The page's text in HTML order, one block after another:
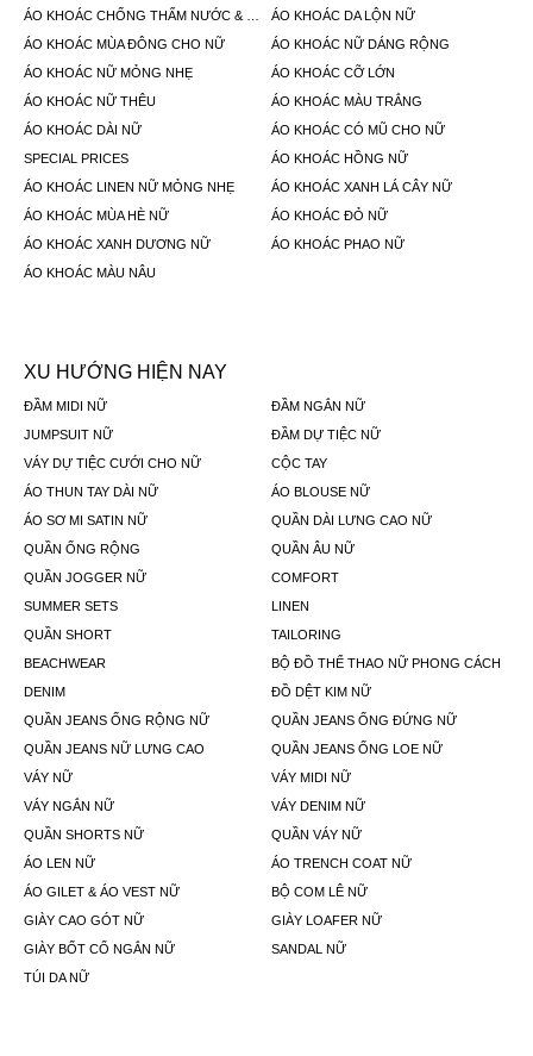
ÁO KHOÁC DA LỘN NỮ
ÁO KHOÁC MÙA ĐÔNG CHO NỮ
ÁO KHOÁC NỮ DÁNG RỘNG
ÁO KHOÁC NỮ MỎNG NHẸ
ÁO KHOÁC CỠ LỚN
ÁO KHOÁC NỮ THÊU
ÁO KHOÁC MÀU TRẮNG
ÁO KHOÁC DÀI NỮ
ÁO KHOÁC CÓ MŨ CHO NỮ
SPECIAL PRICES
ÁO KHOÁC HỒNG NỮ
ÁO KHOÁC LINEN NỮ MỎNG NHẸ
ÁO KHOÁC XANH LÁ CÂY NỮ
ÁO KHOÁC MÙA HÈ NỮ
ÁO KHOÁC ĐỎ NỮ
ÁO KHOÁC XANH DƯƠNG NỮ
ÁO KHOÁC PHAO NỮ
ÁO KHOÁC MÀU NÂU
XU HƯỚNG HIỆN NAY
ĐẦM MIDI NỮ
ĐẦM NGẮN NỮ
JUMPSUIT NỮ
ĐẦM DỰ TIỆC NỮ
VÁY DỰ TIỆC CƯỚI CHO NỮ
CỘC TAY
ÁO THUN TAY DÀI NỮ
ÁO BLOUSE NỮ
ÁO SƠ MI SATIN NỮ
QUẦN DÀI LƯNG CAO NỮ
QUẦN ỐNG RỘNG
QUẦN ÂU NỮ
QUẦN JOGGER NỮ
COMFORT
SUMMER SETS
LINEN
QUẦN SHORT
TAILORING
BEACHWEAR
BỘ ĐỒ THỂ THAO NỮ PHONG CÁCH
DENIM
ĐỒ DỆT KIM NỮ
QUẦN JEANS ỐNG RỘNG NỮ
QUẦN JEANS ỐNG ĐỨNG NỮ
QUẦN JEANS NỮ LƯNG CAO
QUẦN JEANS ỐNG LOE NỮ
VÁY NỮ
VÁY MIDI NỮ
VÁY NGẮN NỮ
VÁY DENIM NỮ
QUẦN SHORTS NỮ
QUẦN VÁY NỮ
ÁO LEN NỮ
ÁO TRENCH COAT NỮ
ÁO GILET & ÁO VEST NỮ
BỘ COM LÊ NỮ
GIÀY CAO GÓT NỮ
GIÀY LOAFER NỮ
GIÀY BỐT CỔ NGẮN NỮ
SANDAL NỮ
TÚI DA NỮ